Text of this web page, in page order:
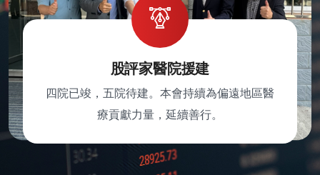
股評家醫院援建
四院已竣，五院待建。本會持續為偏遠地區醫
療貢獻力量，延續善行。